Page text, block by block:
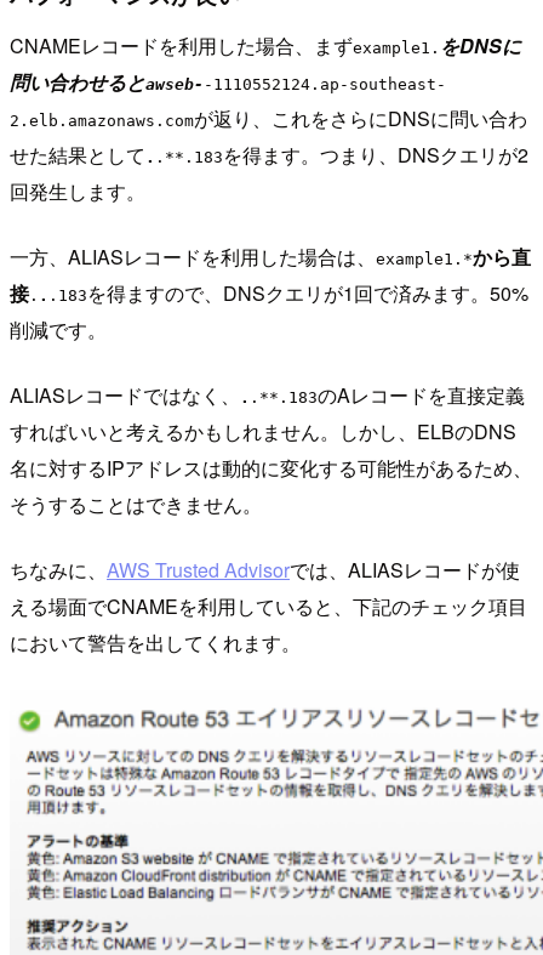
CNAMEレコードを利用した場合、まずexample1. をDNSに
問い合わせるとawseb- -1110552124.ap-southeast-
2.elb.amazonaws.comが返り、これをさらにDNSに問い合わ
せた結果として . .**.183 を得ます。つまり、DNSクエリが2
回発生します。
一方、ALIASレコードを利用した場合は、 example1.*から直
接. . .183 を得ますので、DNSクエリが1回で済みます。50%
削減です。
ALIASレコードではなく、 . .**.183のAレコードを直接定義
すればいいと考えるかもしれません。しかし、ELBのDNS
名に対するIPアドレスは動的に変化する可能性があるため、
そうすることはできません。
ちなみに、 AWS Trusted Advisorでは、ALIASレコードが使
える場面でCNAMEを利用していると、下記のチェック項目
において警告を出してくれます。